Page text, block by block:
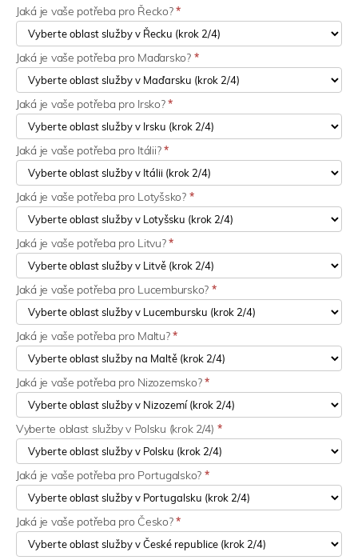
Jaká je vaše potřeba pro Řecko?*
Jaká je vaše potřeba pro Maďarsko? *
Jaká je vaše potřeba pro Irsko?*
Jaká je vaše potřeba pro Itálii?*
Jaká je vaše potřeba pro Lotyšsko? *
Jaká je vaše potřeba pro Litvu?*
Jaká je vaše potřeba pro Lucembursko? *
Jaká je vaše potřeba pro Maltu?*
Jaká je vaše potřeba pro Nizozemsko?*
Vyberte oblast služby v Polsku (krok 2/4) *
Jaká je vaše potřeba pro Portugalsko? *
Jaká je vaše potřeba pro Česko?*